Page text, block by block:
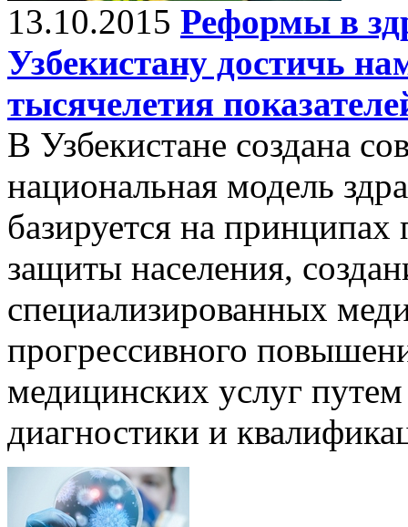
13.10.2015 Реформы в
Узбекистану достичь
тысячелетия
В Узбекистане создана
национальная модель
базируется на
защиты населения,
специализированных
прогрессивного
медицинских услуг
диагностики и